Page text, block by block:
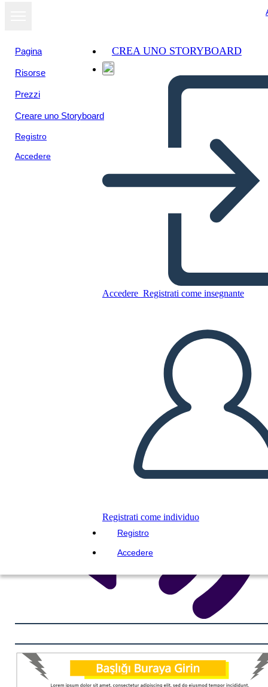
Pagina
Risorse
Prezzi
Creare uno Storyboard
Registro
Accedere
CREA UNO STORYBOARD
Accedere Registrati come insegnante
Registrati come individuo
Registro
Accedere
Akış Şeması İnfografik 1
CREARE UNO STORYBOARD
RIPRODURRE LA PRESENTAZIONE
LEGGIMI
Visualizza
come